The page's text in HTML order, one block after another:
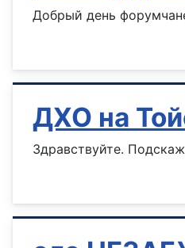
Добрый день
ДХО на
Здравствуйте.